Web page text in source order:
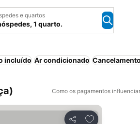
e quartos
1 quarto.
incluído Ar condicionado
Como os pagamentos
Adicionar aos